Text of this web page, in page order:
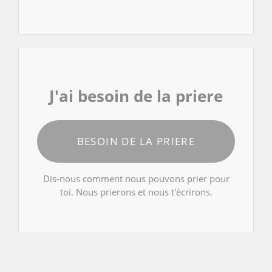
J'ai besoin de la priere
BESOIN DE LA PRIERE
Dis-nous comment nous pouvons prier pour
toi. Nous prierons et nous t'écrirons.